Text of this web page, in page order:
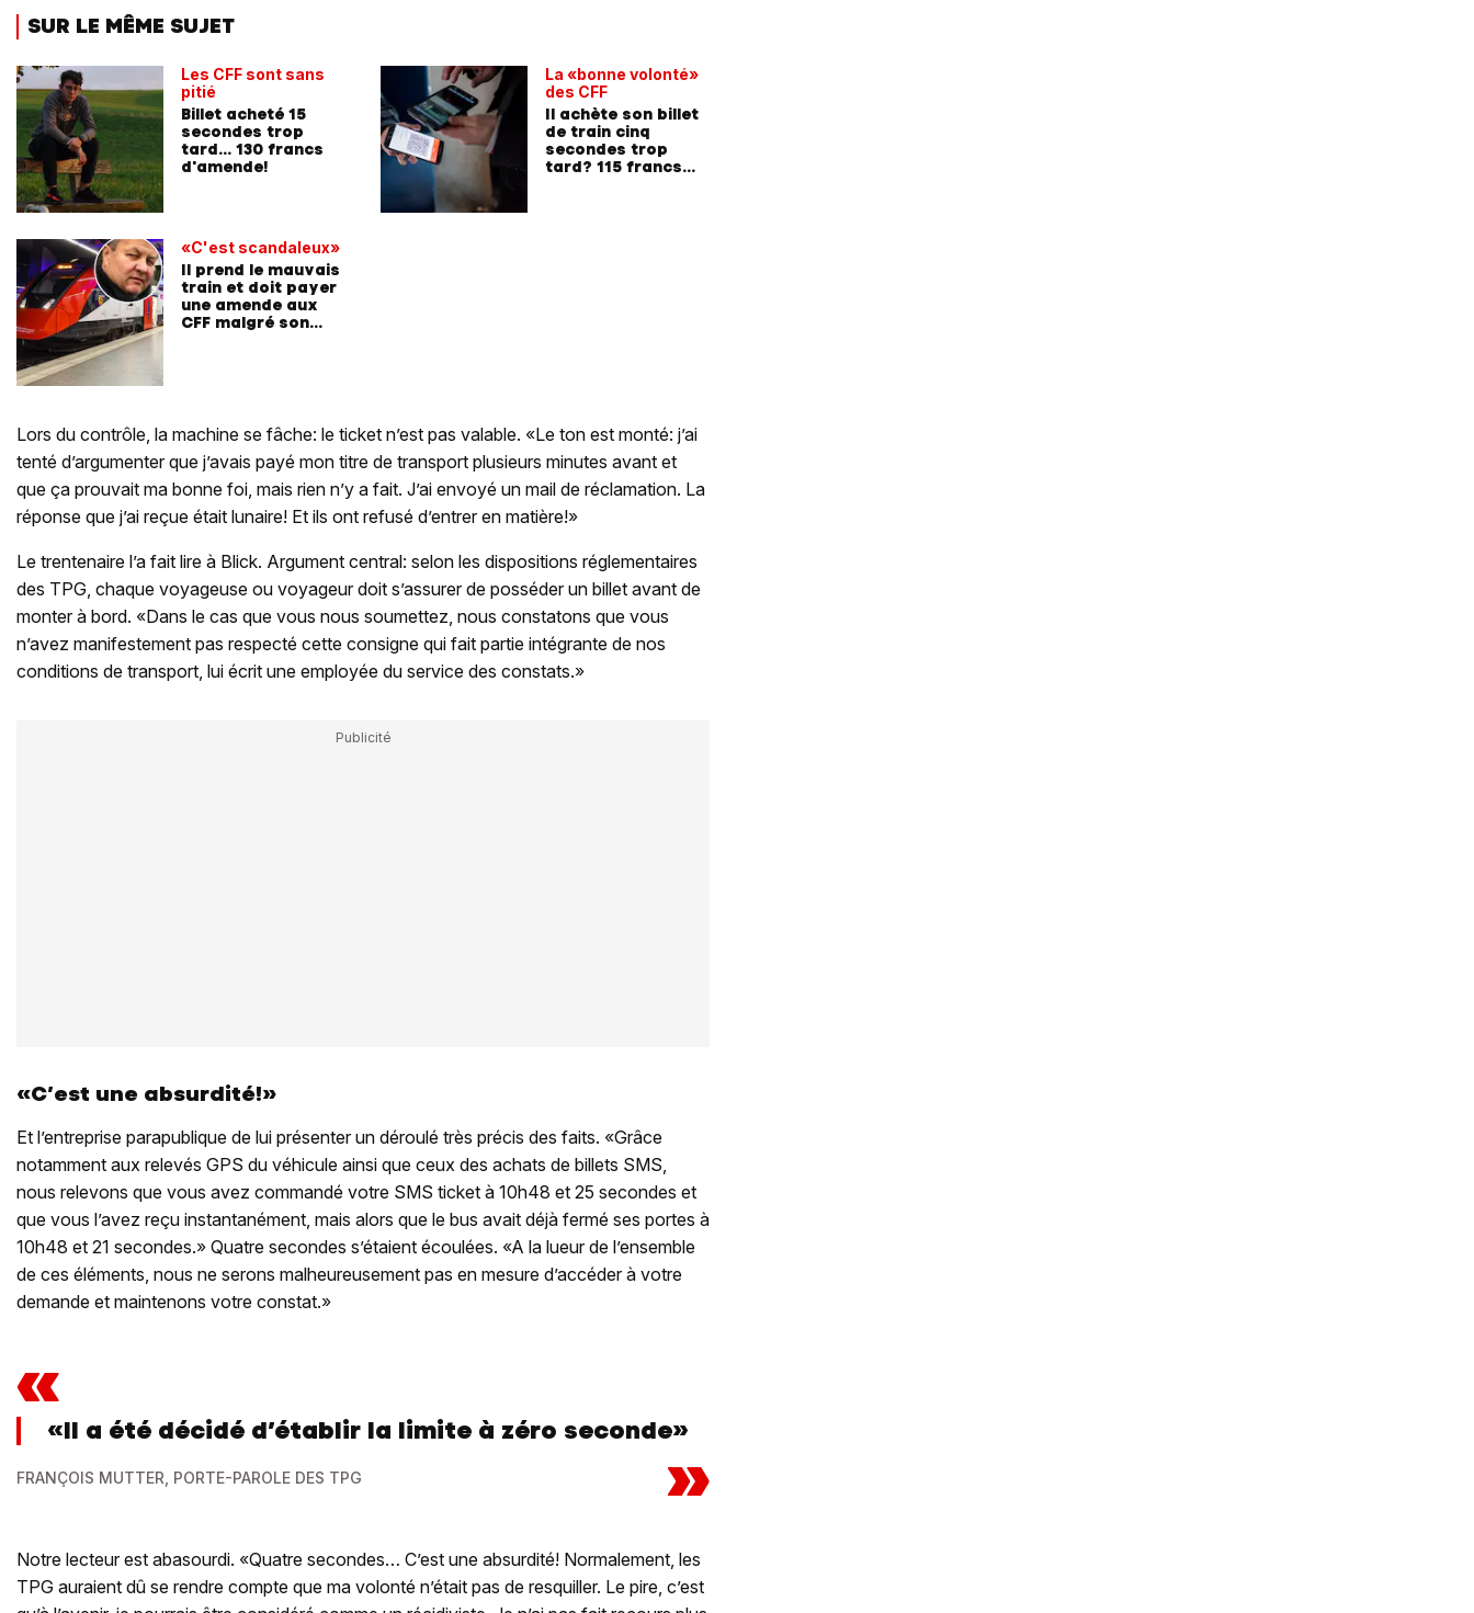
SUR LE MÊME SUJET
Les CFF sont sans
pitié
Billet acheté 15
secondes trop
tard... 130 francs
d'amende!
«C'est scandaleux»
Il prend le mauvais
train et doit payer
une amende aux
CFF malgré son
La «bonne volonté»
des CFF
Il achète son billet
de train cinq
secondes trop
tard? 115 francs
Lors du contrôle, la machine se fâche: le ticket n’est pas valable. «Le ton est monté: j’ai
tenté d’argumenter que j’avais payé mon titre de transport plusieurs minutes avant et
que ça prouvait ma bonne foi, mais rien n’y a fait. J’ai envoyé un mail de réclamation. La
réponse que j’ai reçue était lunaire! Et ils ont refusé d’entrer en matière!»
Le trentenaire l’a fait lire à Blick. Argument central: selon les dispositions réglementaires
des TPG, chaque voyageuse ou voyageur doit s’assurer de posséder un billet avant de
monter à bord. «Dans le cas que vous nous soumettez, nous constatons que vous
n’avez manifestement pas respecté cette consigne qui fait partie intégrante de nos
conditions de transport, lui écrit une employée du service des constats.»
«C’est une absurdité!»
Et l’entreprise parapublique de lui présenter un déroulé très précis des faits. «Grâce
notamment aux relevés GPS du véhicule ainsi que ceux des achats de billets SMS,
nous relevons que vous avez commandé votre SMS ticket à 10h48 et 25 secondes et
que vous l’avez reçu instantanément, mais alors que le bus avait déjà fermé ses portes à
10h48 et 21 secondes.» Quatre secondes s’étaient écoulées. «A la lueur de l’ensemble
de ces éléments, nous ne serons malheureusement pas en mesure d’accéder à votre
demande et maintenons votre constat.»
«
«Il a été décidé d’établir la limite à zéro seconde»
FRANÇOIS MUTTER, PORTE-PAROLE DES TPG »
Notre lecteur est abasourdi. «Quatre secondes… C’est une absurdité! Normalement, les
TPG auraient dû se rendre compte que ma volonté n’était pas de resquiller. Le pire, c’est